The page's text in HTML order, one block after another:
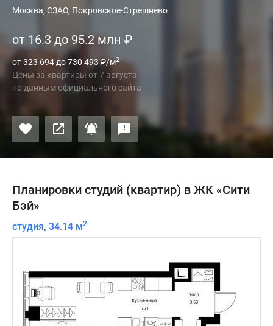
Москва, СЗАО, Покровское-Стрешнево
от 16.3 до 95.2 млн ₽
от 323 694 до 730 493₽/м2
Цены за квартиры от7 августа
по данным официального сайта
Планировки студий (квартир) в ЖК «Сити
Бэй»
студия, 34.14 м2